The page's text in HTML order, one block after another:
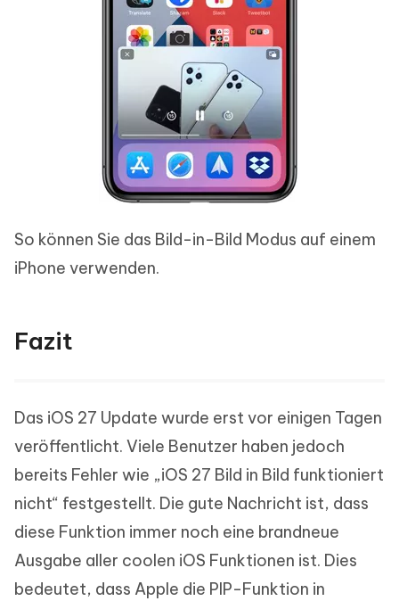
So können Sie das Bild-in-Bild Modus auf einem
iPhone verwenden.
Fazit
Das iOS 27 Update wurde erst vor einigen Tagen
veröffentlicht. Viele Benutzer haben jedoch
bereits Fehler wie „iOS 27 Bild in Bild funktioniert
nicht“ festgestellt. Die gute Nachricht ist, dass
diese Funktion immer noch eine brandneue
Ausgabe aller coolen iOS Funktionen ist. Dies
bedeutet, dass Apple die PIP-Funktion in